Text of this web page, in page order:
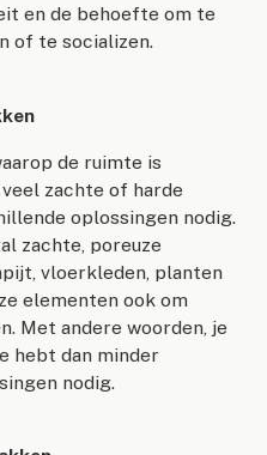
en de behoefte om te
of te socializen.
de ruimte is
zachte of harde
oplossingen nodig.
zachte, poreuze
vloerkleden, planten
elementen ook om
Met andere woorden, je
hebt dan minder
nodig.